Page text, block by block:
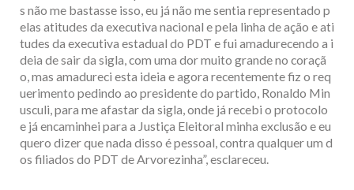
s não me bastasse isso, eu já não me sentia representado p
elas atitudes da executiva nacional e pela linha de ação e ati
tudes da executiva estadual do PDT e fui amadurecendo a i
deia de sair da sigla, com uma dor muito grande no coraçã
o, mas amadureci esta ideia e agora recentemente fiz o req
uerimento pedindo ao presidente do partido, Ronaldo Min
usculi, para me afastar da sigla, onde já recebi o protocolo
e já encaminhei para a Justiça Eleitoral minha exclusão e eu
quero dizer que nada disso é pessoal, contra qualquer um d
os filiados do PDT de Arvorezinha”, esclareceu.